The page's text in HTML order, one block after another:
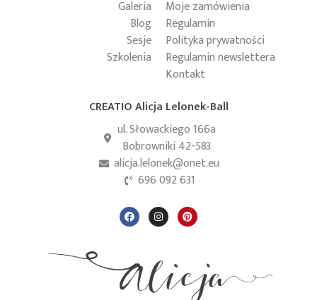
Galeria
Blog
Sesje
Szkolenia
Moje zamówienia
Regulamin
Polityka prywatności
Regulamin newslettera
Kontakt
CREATIO Alicja Lelonek-Ball
ul. Słowackiego 166a
Bobrowniki 42-583
alicja.lelonek@onet.eu
696 092 631